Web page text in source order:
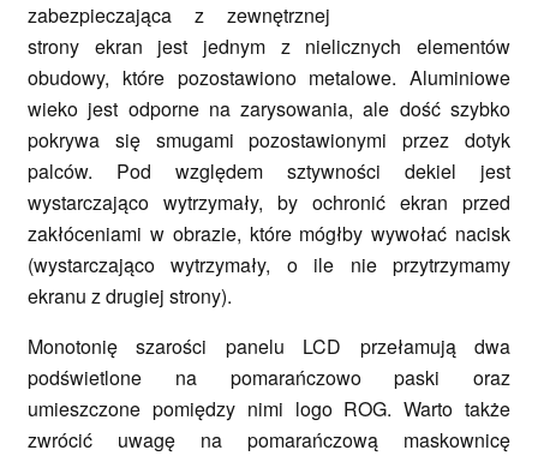
zabezpieczająca z zewnętrznej
strony ekran jest jednym z nielicznych elementów
obudowy, które pozostawiono metalowe. Aluminiowe
wieko jest odporne na zarysowania, ale dość szybko
pokrywa się smugami pozostawionymi przez dotyk
palców. Pod względem sztywności dekiel jest
wystarczająco wytrzymały, by ochronić ekran przed
zakłóceniami w obrazie, które mógłby wywołać nacisk
(wystarczająco wytrzymały, o ile nie przytrzymamy
ekranu z drugiej strony).
Monotonię szarości panelu LCD przełamują dwa
podświetlone na pomarańczowo paski oraz
umieszczone pomiędzy nimi logo ROG. Warto także
zwrócić uwagę na pomarańczową maskownicę